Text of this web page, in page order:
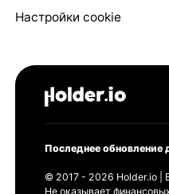
Настройки cookie
Последнее обновление
© 2017 - 2026 Holder.io |
Не оказывает